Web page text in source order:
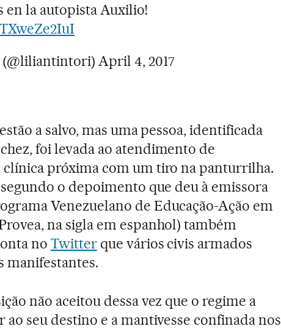
en la autopista Auxilio!
April 4, 2017
a salvo, mas uma pessoa, identificada
foi levada ao atendimento de
clínica próxima com um tiro na panturrilha.
o depoimento que deu à emissora
Venezuelano de Educação-Ação em
na sigla em espanhol) também
no Twitterque vários civis armados
manifestantes.
não aceitou dessa vez que o regime a
ao seu destino e a mantivesse confinada nos